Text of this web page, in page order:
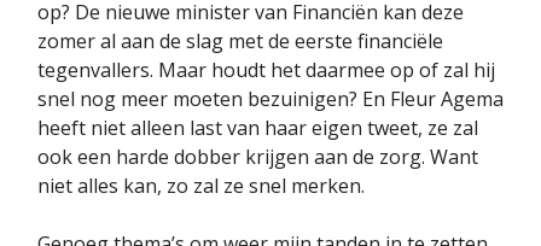
op? De nieuwe minister van Financiën kan deze
zomer al aan de slag met de eerste financiële
tegenvallers. Maar houdt het daarmee op of zal hij
snel nog meer moeten bezuinigen? En Fleur Agema
heeft niet alleen last van haar eigen tweet, ze zal
ook een harde dobber krijgen aan de zorg. Want
niet alles kan, zo zal ze snel merken.